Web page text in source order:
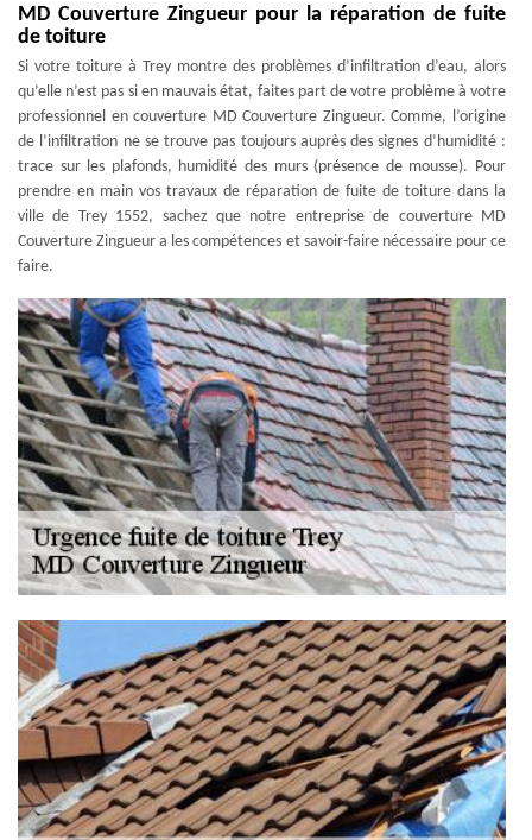
MD Couverture Zingueur pour la réparation de fuite
de toiture
Si votre toiture à Trey montre des problèmes d’infiltration d’eau, alors
qu’elle n’est pas si en mauvais état, faites part de votre problème à votre
professionnel en couverture MD Couverture Zingueur. Comme, l’origine
de l’infiltration ne se trouve pas toujours auprès des signes d’humidité :
trace sur les plafonds, humidité des murs (présence de mousse). Pour
prendre en main vos travaux de réparation de fuite de toiture dans la
ville de Trey 1552, sachez que notre entreprise de couverture MD
Couverture Zingueur a les compétences et savoir-faire nécessaire pour ce
faire.